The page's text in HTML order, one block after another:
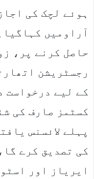
ہوئے لچک کی
آراومیں
حاصل کرنے پر،
رجسٹریشن
کے لیے درخواست
کسٹمز صارف کی
پہلے لائسنس
کی تصدیق کرے
ایریاز اور